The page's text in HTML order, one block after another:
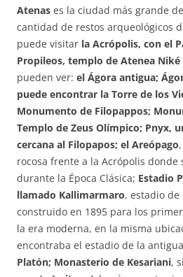
Atenas es la ciudad más grande
cantidad de restos arqueológicos
puede visitar la Acrópolis, con el
Propileos, templo de Atenea Niké
pueden ver: el Ágora antigua;
puede encontrar la Torre de los
Monumento de Filopappos;
Templo de Zeus Olímpico; Pnyx,
cercana al Filopapos; el Areópago
rocosa frente a la Acrópolis donde
durante la Época Clásica; Estadio
llamado Kallimarmaro, estadio
construido en 1895 para los
la era moderna, en la misma
encontraba el estadio de la
Platón; Monasterio de Kesariani,